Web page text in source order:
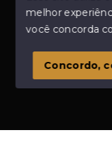
Olá!
© Copyright 2026
SITE PARA IMOBILIARIA
melhor
você concorda
Concordo,